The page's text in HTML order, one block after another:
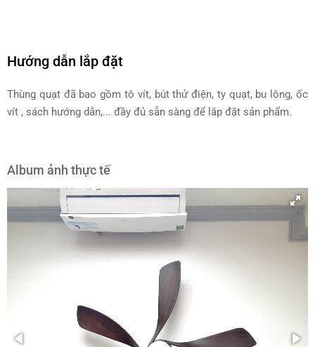
Hướng dẫn lắp đặt
Thùng quạt đã bao gồm tô vít, bút thử điện, ty quạt, bu lông, ốc
vít , sách hướng dẫn,... đầy đủ sẵn sàng để lắp đặt sản phẩm.
Album ảnh thực tế